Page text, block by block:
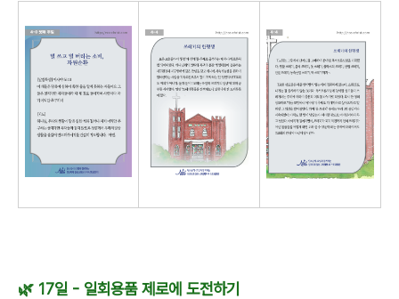
🌿 17일 - 일회용품 제로에 도전하기